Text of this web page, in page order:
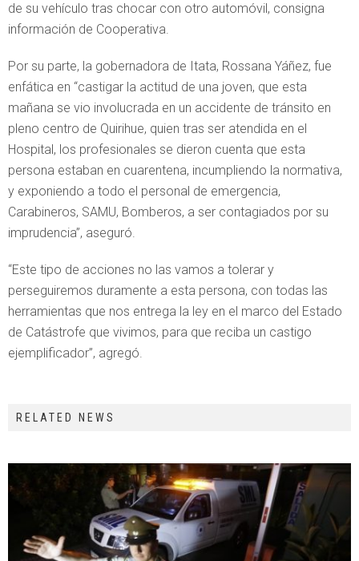
de su vehículo tras chocar con otro automóvil, consigna
información de Cooperativa.
Por su parte, la gobernadora de Itata, Rossana Yáñez, fue
enfática en “castigar la actitud de una joven, que esta
mañana se vio involucrada en un accidente de tránsito en
pleno centro de Quirihue, quien tras ser atendida en el
Hospital, los profesionales se dieron cuenta que esta
persona estaban en cuarentena, incumpliendo la normativa,
y exponiendo a todo el personal de emergencia,
Carabineros, SAMU, Bomberos, a ser contagiados por su
imprudencia”, aseguró.
“Este tipo de acciones no las vamos a tolerar y
perseguiremos duramente a esta persona, con todas las
herramientas que nos entrega la ley en el marco del Estado
de Catástrofe que vivimos, para que reciba un castigo
ejemplificador”, agregó.
RELATED NEWS